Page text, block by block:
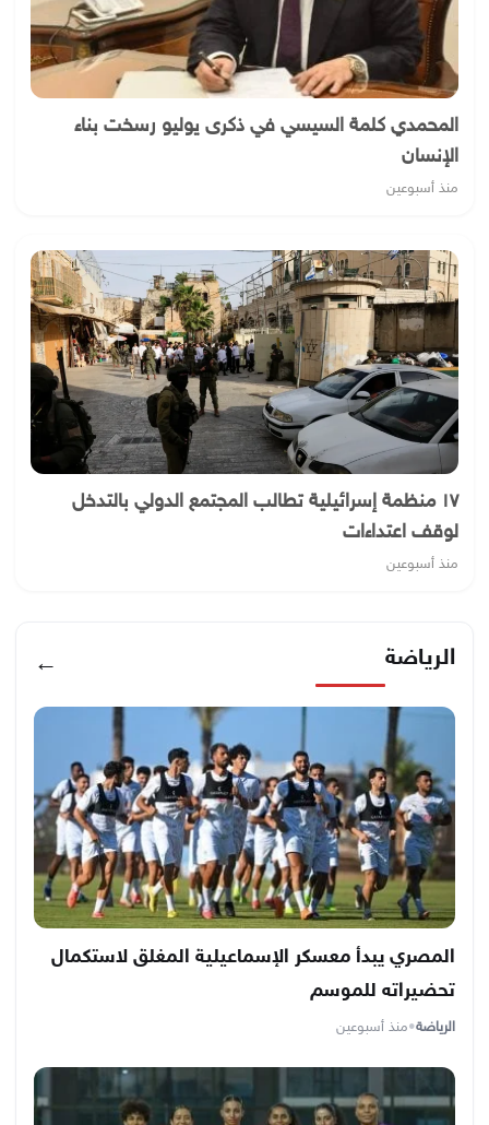
المحمدي كلمة السيسي في ذكرى يوليو رسخت بناء
الإنسان
منذ أسبوعين
١٧ منظمة إسرائيلية تطالب المجتمع الدولي بالتدخل
لوقف اعتداءات
منذ أسبوعين
الرياضة ←
المصري يبدأ معسكر الإسماعيلية المغلق لاستكمال
تحضيراته للموسم
الرياضة•منذ أسبوعين